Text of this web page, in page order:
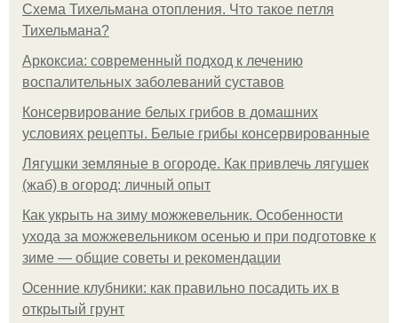
Схема Тихельмана отопления. Что такое петля
Тихельмана?
Аркоксиа: современный подход к лечению
воспалительных заболеваний суставов
Консервирование белых грибов в домашних
условиях рецепты. Белые грибы консервированные
Лягушки земляные в огороде. Как привлечь лягушек
(жаб) в огород: личный опыт
Как укрыть на зиму можжевельник. Особенности
ухода за можжевельником осенью и при подготовке к
зиме — общие советы и рекомендации
Осенние клубники: как правильно посадить их в
открытый грунт